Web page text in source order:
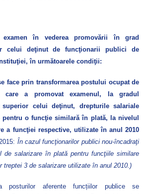
examen în vederea promovării în grad
celui deţinut de funcţionarii publici de
în următoarele condiţii:
face prin transformarea postului ocupat de
care a promovat examenul, la gradul
celui deţinut, drepturile salariale
o funcţie similară în plată, la nivelul
a funcţiei respective, utilizate în anul 2010
În cazul funcţionarilor publici nou-încadraţi
de salarizare în plată pentru funcţiile similare
treptei 3 de salarizare utilizate în anul 2010.)
posturilor aferente funcțiilor publice se